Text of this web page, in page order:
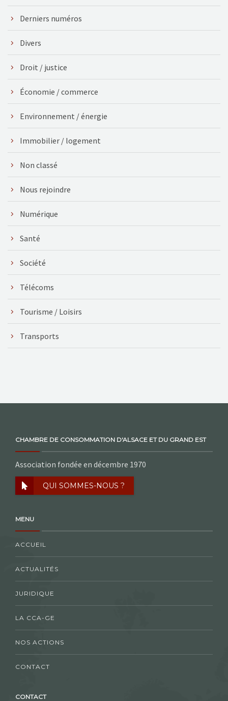
Derniers numéros
Divers
Droit / justice
Économie / commerce
Environnement / énergie
Immobilier / logement
Non classé
Nous rejoindre
Numérique
Santé
Société
Télécoms
Tourisme / Loisirs
Transports
CHAMBRE DE CONSOMMATION D'ALSACE ET DU GRAND EST
Association fondée en décembre 1970
QUI SOMMES-NOUS ?
MENU
ACCUEIL
ACTUALITÉS
JURIDIQUE
LA CCA-GE
NOS ACTIONS
CONTACT
CONTACT